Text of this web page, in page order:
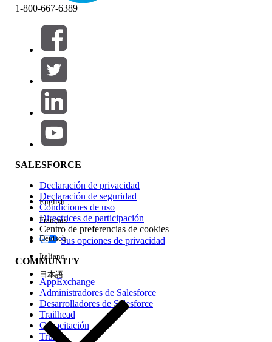
Filtros (0)
SELECCIONAR FILTROS
Área de productos
Repercusión de función
Edición
Experiencia
1-800-667-6389
SALESFORCE
Declaración de privacidad
Declaración de seguridad
Condiciones de uso
Directrices de participación
Centro de preferencias de cookies
Sus opciones de privacidad
COMMUNITY
AppExchange
Administradores de Salesforce
Desarrolladores de Salesforce
Trailhead
Capacitación
Trust
English
Français
Deutsch
Italiano
日本語